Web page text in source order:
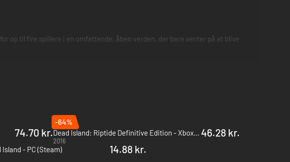
op til fire spillere i en omfattende, åben verden, der bare venter på at blive
Island: Riptide. Pakket sammen med alt tidligere udgivet DLC.
74.70 kr.
-64%
Dead Island: Riptide Definitive Edition - Xbox One
2016
46.28 kr.
Island - PC (Steam)
14.88 kr.